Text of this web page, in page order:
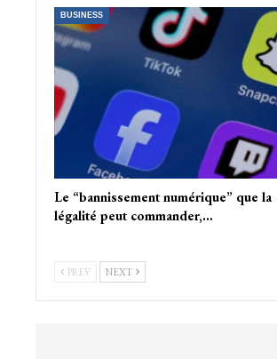
BUSINESS
Le “bannissement numérique” que la
légalité peut commander,…
PREV NEXT